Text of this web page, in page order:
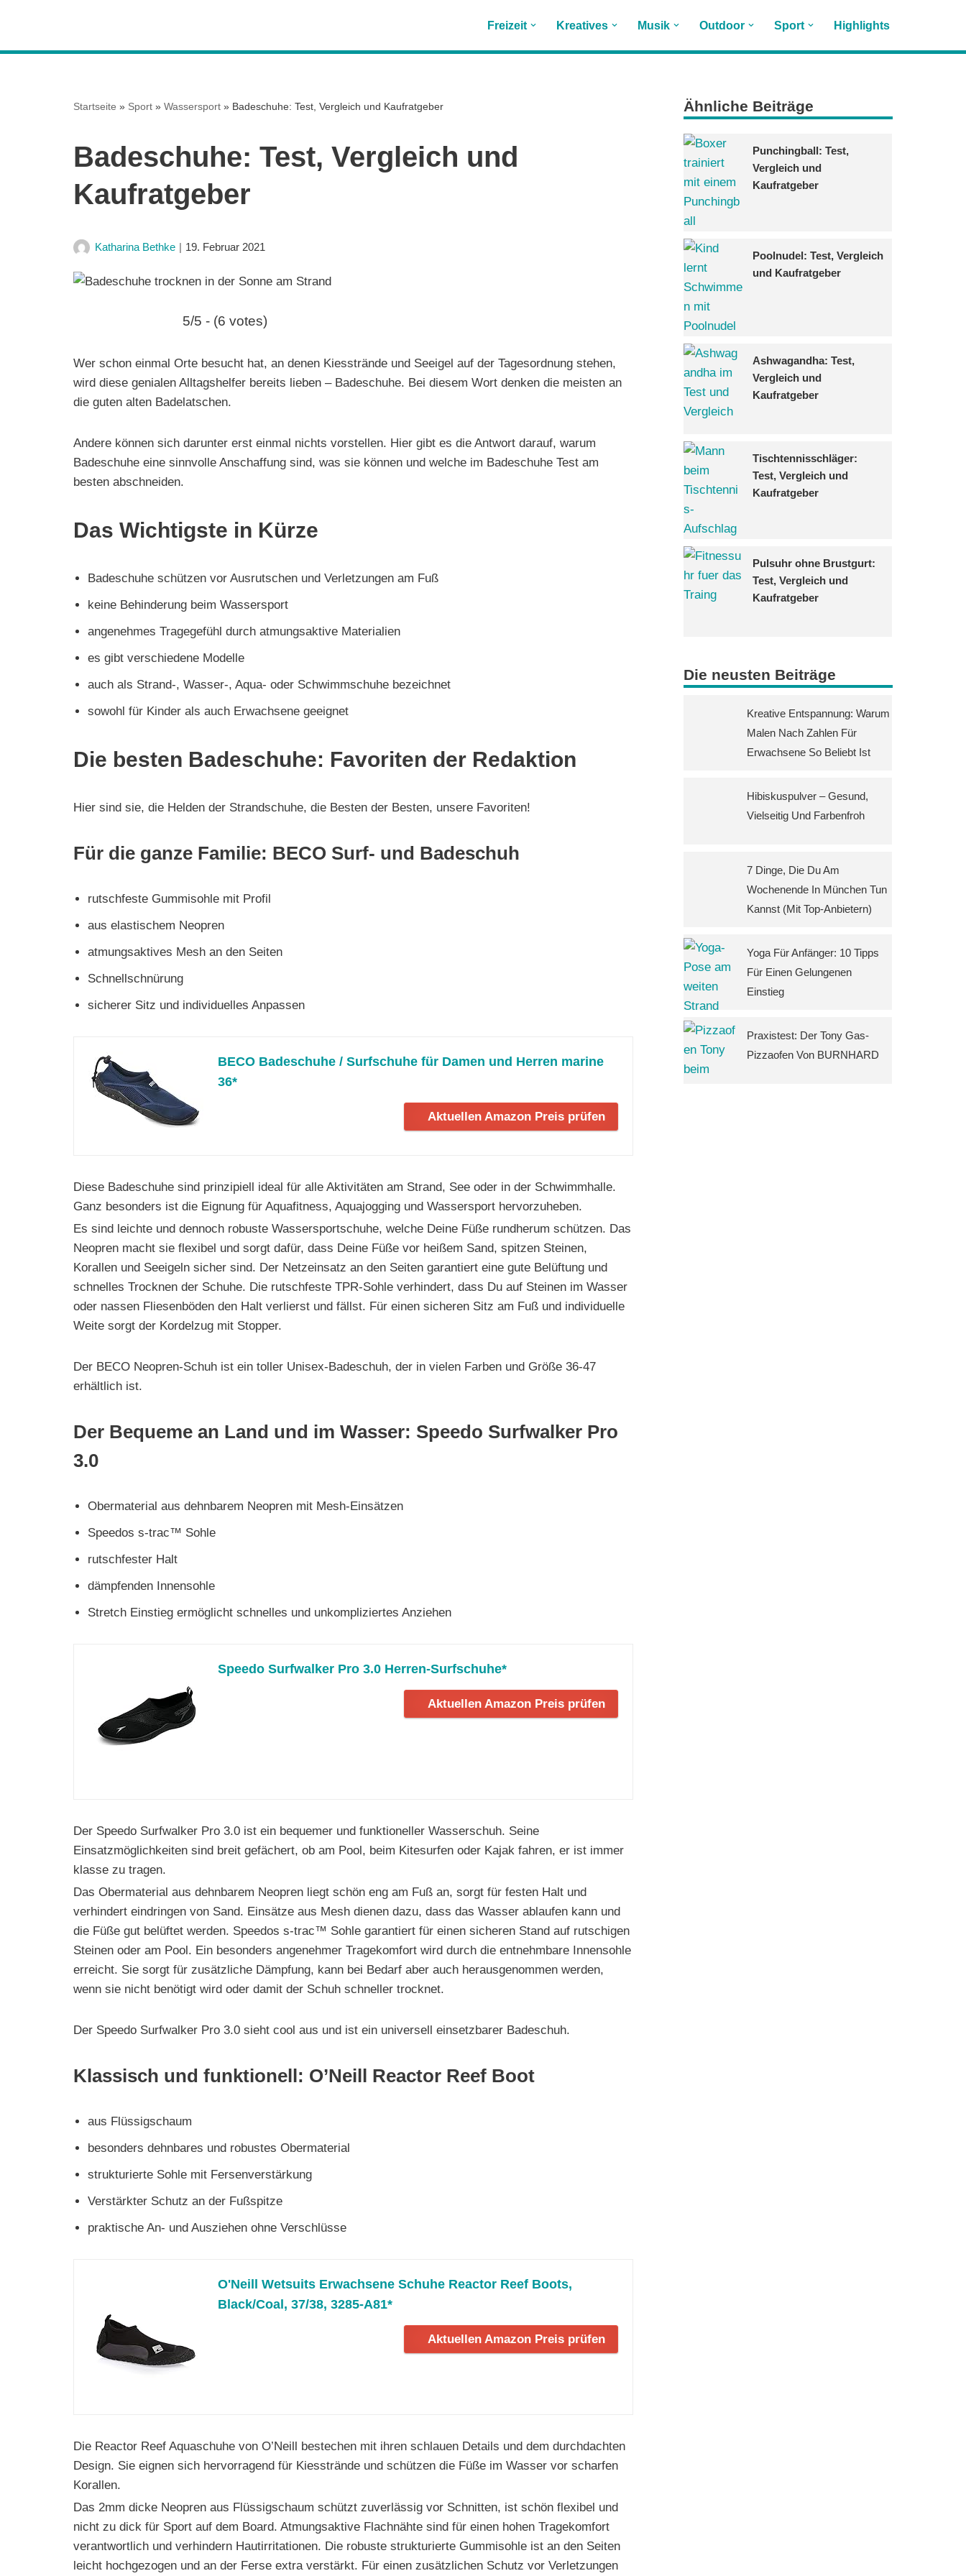
Freizeit Kreatives Musik Outdoor Sport Highlights
Startseite » Sport » Wassersport » Badeschuhe: Test, Vergleich und Kaufratgeber
Badeschuhe: Test, Vergleich und
Kaufratgeber
Katharina Bethke 19. Februar 2021
5/5 - (6 votes)
Wer schon einmal Orte besucht hat, an denen Kiesstrände und Seeigel auf der Tagesordnung stehen,
wird diese genialen Alltagshelfer bereits lieben – Badeschuhe. Bei diesem Wort denken die meisten an
die guten alten Badelatschen.
Andere können sich darunter erst einmal nichts vorstellen. Hier gibt es die Antwort darauf, warum
Badeschuhe eine sinnvolle Anschaffung sind, was sie können und welche im Badeschuhe Test am
besten abschneiden.
Das Wichtigste in Kürze
Badeschuhe schützen vor Ausrutschen und Verletzungen am Fuß
keine Behinderung beim Wassersport
angenehmes Tragegefühl durch atmungsaktive Materialien
es gibt verschiedene Modelle
auch als Strand-, Wasser-, Aqua- oder Schwimmschuhe bezeichnet
sowohl für Kinder als auch Erwachsene geeignet
Die besten Badeschuhe: Favoriten der Redaktion
Hier sind sie, die Helden der Strandschuhe, die Besten der Besten, unsere Favoriten!
Für die ganze Familie: BECO Surf- und Badeschuh
rutschfeste Gummisohle mit Profil
aus elastischem Neopren
atmungsaktives Mesh an den Seiten
Schnellschnürung
sicherer Sitz und individuelles Anpassen
BECO Badeschuhe / Surfschuhe für Damen und Herren marine
36*
Aktuellen Amazon Preis prüfen
Diese Badeschuhe sind prinzipiell ideal für alle Aktivitäten am Strand, See oder in der Schwimmhalle.
Ganz besonders ist die Eignung für Aquafitness, Aquajogging und Wassersport hervorzuheben.
Es sind leichte und dennoch robuste Wassersportschuhe, welche Deine Füße rundherum schützen. Das
Neopren macht sie flexibel und sorgt dafür, dass Deine Füße vor heißem Sand, spitzen Steinen,
Korallen und Seeigeln sicher sind. Der Netzeinsatz an den Seiten garantiert eine gute Belüftung und
schnelles Trocknen der Schuhe. Die rutschfeste TPR-Sohle verhindert, dass Du auf Steinen im Wasser
oder nassen Fliesenböden den Halt verlierst und fällst. Für einen sicheren Sitz am Fuß und individuelle
Weite sorgt der Kordelzug mit Stopper.
Der BECO Neopren-Schuh ist ein toller Unisex-Badeschuh, der in vielen Farben und Größe 36-47
erhältlich ist.
Der Bequeme an Land und im Wasser: Speedo Surfwalker Pro
3.0
Obermaterial aus dehnbarem Neopren mit Mesh-Einsätzen
Speedos s-trac™ Sohle
rutschfester Halt
dämpfenden Innensohle
Stretch Einstieg ermöglicht schnelles und unkompliziertes Anziehen
Speedo Surfwalker Pro 3.0 Herren-Surfschuhe*
Aktuellen Amazon Preis prüfen
Der Speedo Surfwalker Pro 3.0 ist ein bequemer und funktioneller Wasserschuh. Seine
Einsatzmöglichkeiten sind breit gefächert, ob am Pool, beim Kitesurfen oder Kajak fahren, er ist immer
klasse zu tragen.
Das Obermaterial aus dehnbarem Neopren liegt schön eng am Fuß an, sorgt für festen Halt und
verhindert eindringen von Sand. Einsätze aus Mesh dienen dazu, dass das Wasser ablaufen kann und
die Füße gut belüftet werden. Speedos s-trac™ Sohle garantiert für einen sicheren Stand auf rutschigen
Steinen oder am Pool. Ein besonders angenehmer Tragekomfort wird durch die entnehmbare Innensohle
erreicht. Sie sorgt für zusätzliche Dämpfung, kann bei Bedarf aber auch herausgenommen werden,
wenn sie nicht benötigt wird oder damit der Schuh schneller trocknet.
Der Speedo Surfwalker Pro 3.0 sieht cool aus und ist ein universell einsetzbarer Badeschuh.
Klassisch und funktionell: O’Neill Reactor Reef Boot
aus Flüssigschaum
besonders dehnbares und robustes Obermaterial
strukturierte Sohle mit Fersenverstärkung
Verstärkter Schutz an der Fußspitze
praktische An- und Ausziehen ohne Verschlüsse
O'Neill Wetsuits Erwachsene Schuhe Reactor Reef Boots,
Black/Coal, 37/38, 3285-A81*
Aktuellen Amazon Preis prüfen
Die Reactor Reef Aquaschuhe von O’Neill bestechen mit ihren schlauen Details und dem durchdachten
Design. Sie eignen sich hervorragend für Kiesstrände und schützen die Füße im Wasser vor scharfen
Korallen.
Das 2mm dicke Neopren aus Flüssigschaum schützt zuverlässig vor Schnitten, ist schön flexibel und
nicht zu dick für Sport auf dem Board. Atmungsaktive Flachnähte sind für einen hohen Tragekomfort
verantwortlich und verhindern Hautirritationen. Die robuste strukturierte Gummisohle ist an den Seiten
leicht hochgezogen und an der Ferse extra verstärkt. Für einen zusätzlichen Schutz vor Verletzungen
Ähnliche Beiträge
Punchingball: Test,
Vergleich und
Kaufratgeber
Poolnudel: Test, Vergleich
und Kaufratgeber
Ashwagandha: Test,
Vergleich und
Kaufratgeber
Tischtennisschläger:
Test, Vergleich und
Kaufratgeber
Pulsuhr ohne Brustgurt:
Test, Vergleich und
Kaufratgeber
Die neusten Beiträge
Kreative Entspannung: Warum
Malen Nach Zahlen Für
Erwachsene So Beliebt Ist
Hibiskuspulver – Gesund,
Vielseitig Und Farbenfroh
7 Dinge, Die Du Am
Wochenende In München Tun
Kannst (mit Top-Anbietern)
Yoga Für Anfänger: 10 Tipps
Für Einen Gelungenen
Einstieg
Praxistest: Der Tony Gas-
Pizzaofen Von BURNHARD